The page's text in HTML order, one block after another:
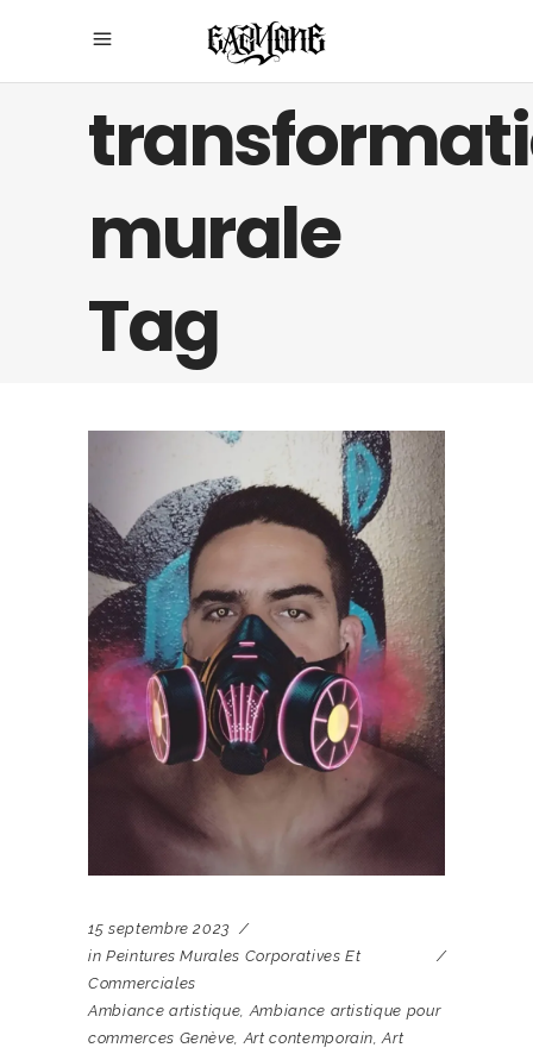
murale
Tag
15 septembre 2023
in Peintures Murales Corporatives Et
Commerciales
Ambiance artistique,Ambiance artistique pour
commerces Genève,Art contemporain,Art